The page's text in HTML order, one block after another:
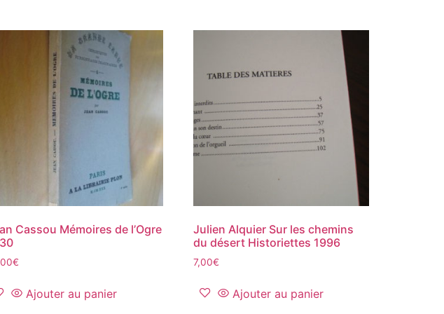
Cassou Mémoires de l’Ogre
€
Ajouter au panier
Julien Alquier Sur les chemins
du désert Historiettes 1996
7,00€
Ajouter au panier